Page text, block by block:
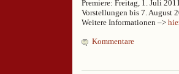
Premiere: Freitag, 1. Juli
Vorstellungen bis 7. August
Weitere Informationen –>
Kommentare